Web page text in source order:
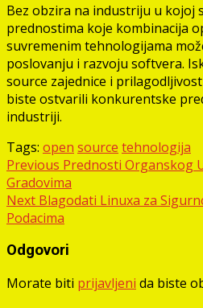
Bez obzira na industriju u kojoj
prednostima koje kombinacija
suvremenim tehnologijama
poslovanju i razvoju softvera.
source zajednice i
biste ostvarili konkurentske
industriji.
Tags: open source tehnologija
Post
navigation
Previous Prednosti Organskog
Gradovima
Next Blagodati Linuxa za
Podacima
Odgovori
Morate biti prijavljeni da biste